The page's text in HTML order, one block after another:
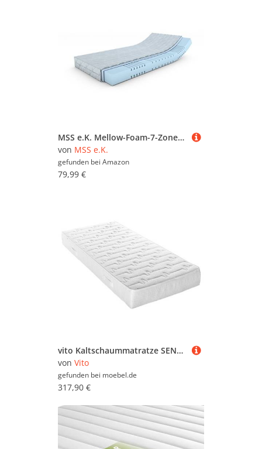
MSS e.K. Mellow-Foam-7-Zonen Kaltschaummatratze 90 x 200 x 16 cm (Kernhöhe: 14 cm) H2
von MSS e.K.
gefunden bei Amazon
79,99 €
vito Kaltschaummatratze SENSIO STAR, 7-Zonen-Kaltschaumkern - 90 x 200 cm - Härtegrad 2
von Vito
gefunden bei moebel.de
317,90 €